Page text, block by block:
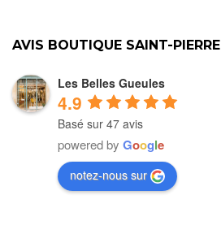
AVIS BOUTIQUE SAINT-PIERRE
Les Belles Gueules
4.9
Basé sur 47 avis
powered by Google
notez-nous sur